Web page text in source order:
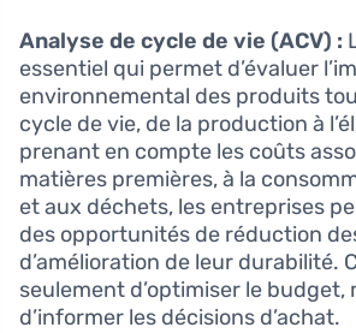
Analyse de cycle de vie (ACV) :
essentiel qui permet d’évaluer
environnemental des produits
cycle de vie, de la production à
prenant en compte les coûts
matières premières, à la
et aux déchets, les entreprises
des opportunités de réduction
d’amélioration de leur durabilité.
seulement d’optimiser le budget,
d’informer les décisions d’achat.